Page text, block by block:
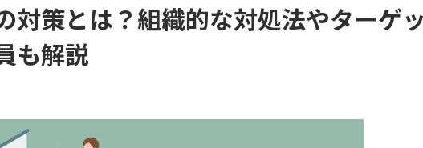
対策とは？組織的な対処法やターゲ
も解説